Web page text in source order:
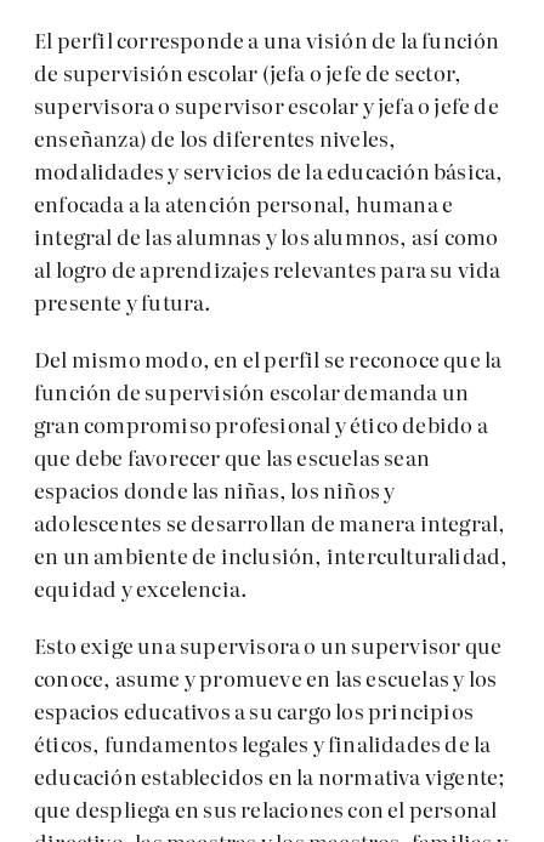
El perfil corresponde a una visión de la función
de supervisión escolar (jefa o jefe de sector,
supervisora o supervisor escolar y jefa o jefe de
enseñanza) de los diferentes niveles,
modalidades y servicios de la educación básica,
enfocada a la atención personal, humana e
integral de las alumnas y los alumnos, así como
al logro de aprendizajes relevantes para su vida
presente y futura.
Del mismo modo, en el perfil se reconoce que la
función de supervisión escolar demanda un
gran compromiso profesional y ético debido a
que debe favorecer que las escuelas sean
espacios donde las niñas, los niños y
adolescentes se desarrollan de manera integral,
en un ambiente de inclusión, interculturalidad,
equidad y excelencia.
Esto exige una supervisora o un supervisor que
conoce, asume y promueve en las escuelas y los
espacios educativos a su cargo los principios
éticos, fundamentos legales y finalidades de la
educación establecidos en la normativa vigente;
que despliega en sus relaciones con el personal